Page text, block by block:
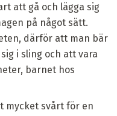
att gå och lägga sig
på något sätt.
därför att man bär
i sling och att vara
barnet hos
mycket svårt för en